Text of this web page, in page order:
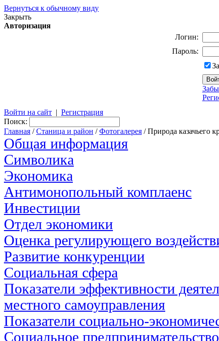
Вернуться к обычному виду
Закрыть
Авторизация
Логин:
Пароль:
Войти на сайт | Регистрация
Поиск:
Главная /Станица и район /Фотогалерея / Природа казачьего
Общая информация
Символика
Экономика
Антимонопольный комплаенс
Инвестиции
Отдел экономики
Оценка регулирующего
Развитие конкуренции
Социальная сфера
Показатели эффективности
местного самоуправления
Показатели социально-
Социальное предпринимательство